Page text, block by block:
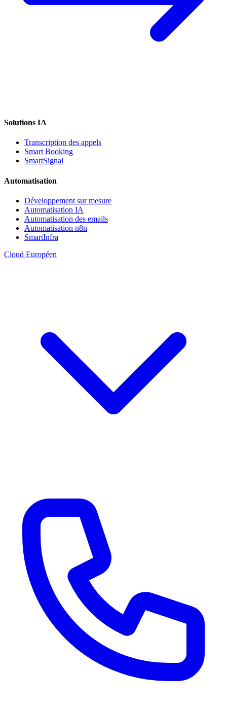
Solutions IA
Transcription des appels
Smart Booking
SmartSignal
Automatisation
Développement sur mesure
Automatisation IA
Automatisation des emails
Automatisation n8n
SmartInfra
Cloud Européen